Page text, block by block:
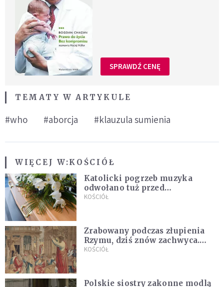
SPRAWDŹ CENĘ
TEMATY W ARTYKULE
#who #aborcja #klauzula sumienia
WIĘCEJ W:KOŚCIÓŁ
Katolicki pogrzeb muzyka
odwołano tuż przed
uroczystością. Powodem była
KOŚCIÓŁ
Zrabowany podczas złupienia
Rzymu, dziś znów zachwyca.
Wyjątkowy arras w Castel
KOŚCIÓŁ
Polskie siostry zakonne modlą